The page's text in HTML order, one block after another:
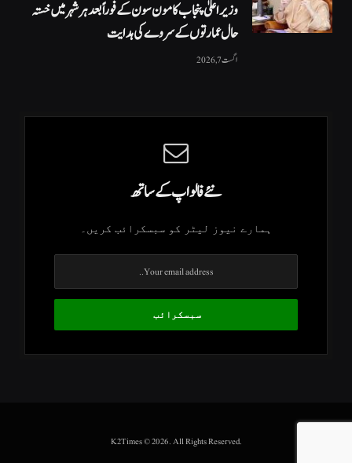
وزیراعلیٰ پنجاب کا مون سون کے فوراً بعد ہر شہر میں خستہ
حال عمارتوں کے سروے کی ہدایت
اگست 7, 2026
نئے فالو اپ کے ساتھ
ہمارے نیوز لیٹر کو سبسکرائب کریں۔
.K2Times © 2026. All Rights Reserved